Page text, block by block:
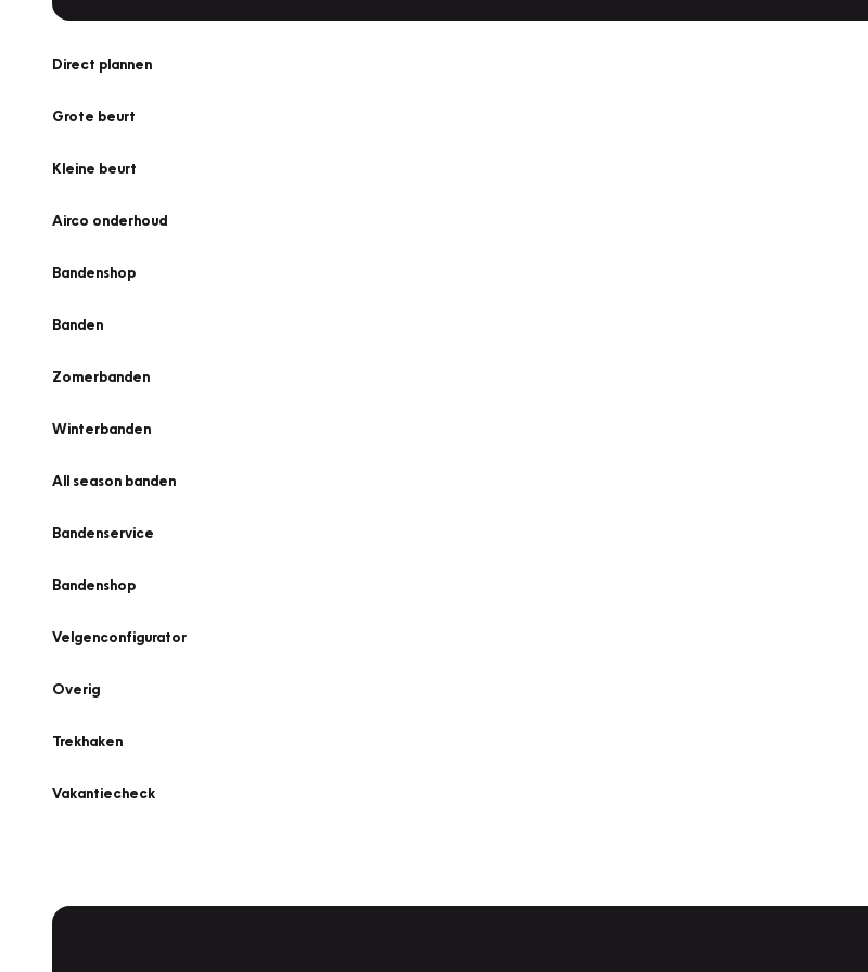
Direct plannen
Grote beurt
Kleine beurt
Airco onderhoud
Bandenshop
Banden
Zomerbanden
Winterbanden
All season banden
Bandenservice
Bandenshop
Velgenconfigurator
Overig
Trekhaken
Vakantiecheck